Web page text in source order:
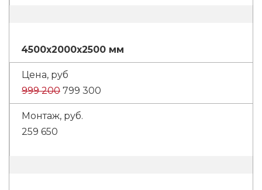
4500x2000x2500 мм
999 200 799 300
259 650